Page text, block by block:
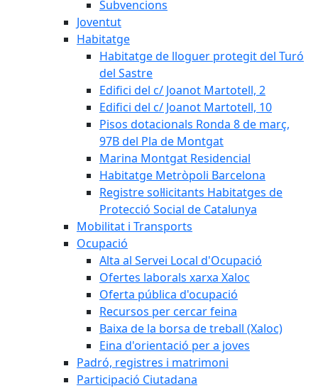
Subvencions
Joventut
Habitatge
Habitatge de lloguer protegit del Turó
del Sastre
Edifici del c/ Joanot Martotell, 2
Edifici del c/ Joanot Martotell, 10
Pisos dotacionals Ronda 8 de març,
97B del Pla de Montgat
Marina Montgat Residencial
Habitatge Metròpoli Barcelona
Registre sol·licitants Habitatges de
Protecció Social de Catalunya
Mobilitat i Transports
Ocupació
Alta al Servei Local d'Ocupació
Ofertes laborals xarxa Xaloc
Oferta pública d'ocupació
Recursos per cercar feina
Baixa de la borsa de treball (Xaloc)
Eina d'orientació per a joves
Padró, registres i matrimoni
Participació Ciutadana